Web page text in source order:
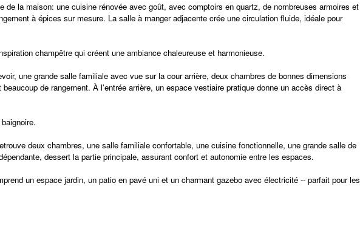
la maison: une cuisine rénovée avec goût, avec comptoirs en quartz, de nombreuses armoires et
à épices sur mesure. La salle à manger adjacente crée une circulation fluide, idéale pour
champêtre qui créent une ambiance chaleureuse et harmonieuse.
une grande salle familiale avec vue sur la cour arrière, deux chambres de bonnes dimensions
de rangement. À l'entrée arrière, un espace vestiaire pratique donne un accès direct à
deux chambres, une salle familiale confortable, une cuisine fonctionnelle, une grande salle de
dessert la partie principale, assurant confort et autonomie entre les espaces.
un espace jardin, un patio en pavé uni et un charmant gazebo avec électricité -- parfait pour les